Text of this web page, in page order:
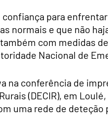
para
normais e que não
com medidas
Nacional de
na conferência de
(DECIR), em
uma rede de